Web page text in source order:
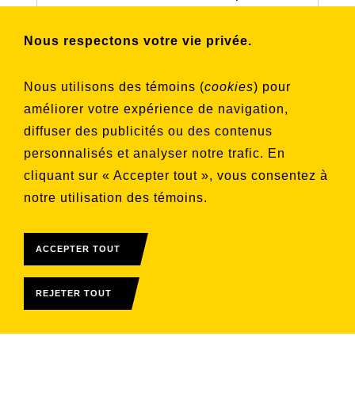
Nous respectons votre vie privée.
Nous utilisons des témoins (cookies) pour
améliorer votre expérience de navigation,
diffuser des publicités ou des contenus
personnalisés et analyser notre trafic. En
cliquant sur « Accepter tout », vous consentez à
notre utilisation des témoins.
ACCEPTER TOUT
REJETER TOUT
souhaitez vous inscrire
Aucune liste sélectionnée
S'INSCRIRE